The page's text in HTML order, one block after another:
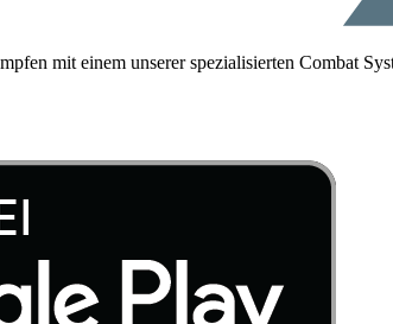
mit einem unserer spezialisierten Combat